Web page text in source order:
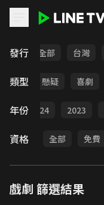
發行 全部 台灣
類型
甜寵 懸疑 喜劇
年份 2024 2023
資格 全部 免費
戲劇 篩選結果